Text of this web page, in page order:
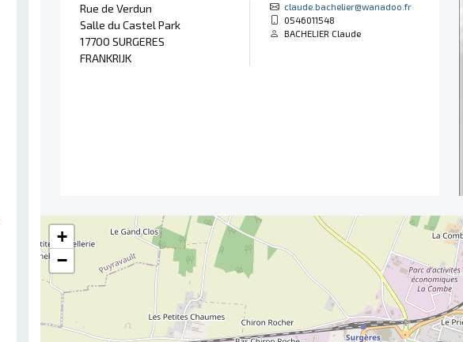
Rue de Verdun
Salle du Castel Park
17700 SURGERES
FRANKRIJK
claude.bachelier@wanadoo.fr
0546011548
BACHELIER Claude
+
−